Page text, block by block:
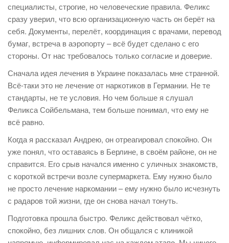
специалисты, строгие, но человеческие правила. Феликс
сразу уверил, что всю организационную часть он берёт на
себя. Документы, перелёт, координация с врачами, перевод
бумаг, встреча в аэропорту – всё будет сделано с его
стороны. От нас требовалось только согласие и доверие.
Сначала идея лечения в Украине показалась мне странной.
Всё-таки это не лечение от наркотиков в Германии. Не те
стандарты, не те условия. Но чем больше я слушал
Феликса Сойбельмана, тем больше понимал, что ему не
всё равно.
Когда я рассказал Андрею, он отреагировал спокойно. Он
уже понял, что оставаясь в Берлине, в своём районе, он не
справится. Его срыв начался именно с уличных знакомств,
с короткой встречи возле супермаркета. Ему нужно было
не просто лечение наркомании – ему нужно было исчезнуть
с радаров той жизни, где он снова начал тонуть.
Подготовка прошла быстро. Феликс действовал чётко,
спокойно, без лишних слов. Он общался с клиникой